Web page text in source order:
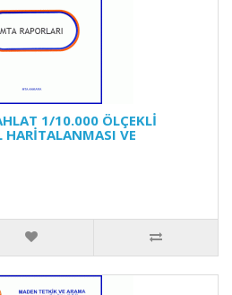
1/10.000 ÖLÇEKLİ
HARİTALANMASI VE